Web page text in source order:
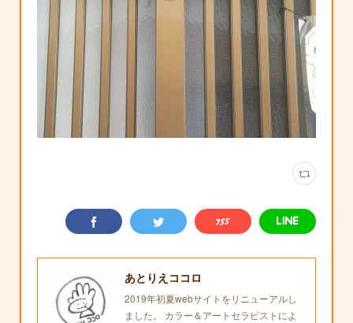
あとりえココロ
2019年初夏webサイトをリニューアルし
ました。 カラー＆アートセラピストによ